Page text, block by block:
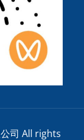
司 All rights